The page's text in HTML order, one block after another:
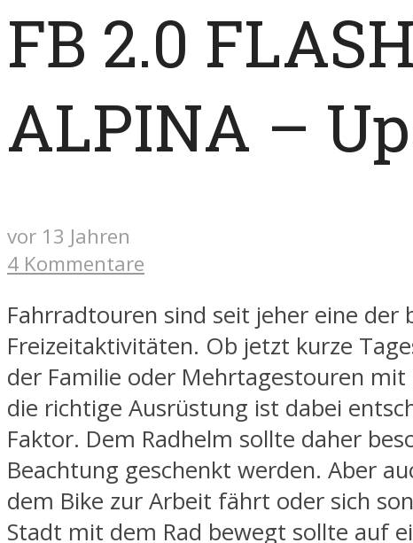
FB 2.0
ALPINA –
vor 13 Jahren
4 Kommentare
Fahrradtouren sind seit jeher eine der
Freizeitaktivitäten. Ob jetzt kurze
der Familie oder Mehrtagestouren mit
die richtige Ausrüstung ist dabei
Faktor. Dem Radhelm sollte daher
Beachtung geschenkt werden. Aber
dem Bike zur Arbeit fährt oder sich
Stadt mit dem Rad bewegt sollte auf